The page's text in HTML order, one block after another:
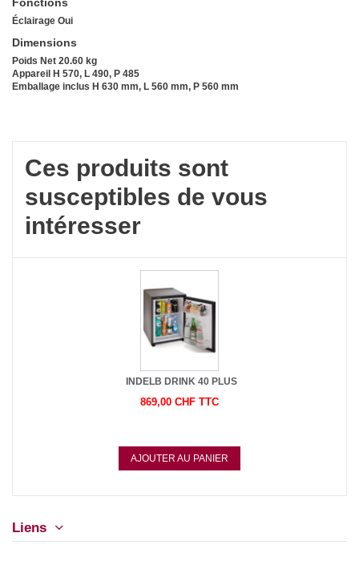
Fonctions
Éclairage Oui
Dimensions
Poids Net 20.60 kg
Appareil H 570, L 490, P 485
Emballage inclus H 630 mm, L 560 mm, P 560 mm
Ces produits sont
susceptibles de vous
intéresser
INDELB DRINK 40 PLUS
869,00 CHF TTC
AJOUTER AU PANIER
Liens